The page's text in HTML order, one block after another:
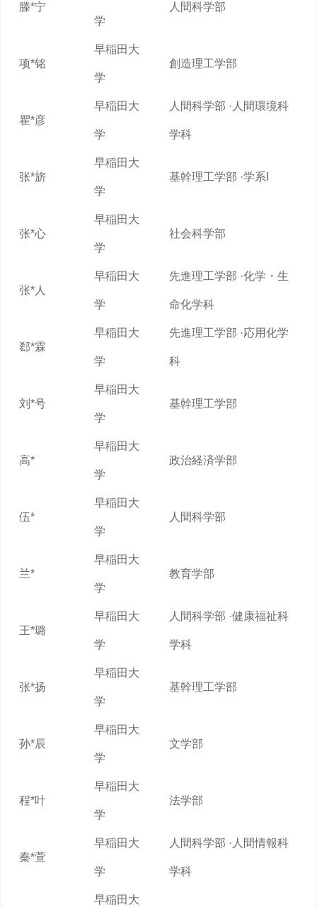
滕*宁
学
人間科学部
项*铭
早稲田大
学
創造理工学部
瞿*彦
早稲田大
学
人間科学部 ·人間環境科
学科
张*旂
早稲田大
学
基幹理工学部 ·学系I
张*心
早稲田大
学
社会科学部
张*人
早稲田大
学
先進理工学部 ·化学・生
命化学科
郄*霖
早稲田大
学
先進理工学部 ·応用化学
科
刘*号
早稲田大
学
基幹理工学部
高*
早稲田大
学
政治経済学部
伍*
早稲田大
学
人間科学部
兰*
早稲田大
学
教育学部
王*璐
早稲田大
学
人間科学部 ·健康福祉科
学科
张*扬
早稲田大
学
基幹理工学部
孙*辰
早稲田大
学
文学部
程*叶
早稲田大
学
法学部
秦*萱
早稲田大
学
人間科学部 ·人間情報科
学科
早稲田大